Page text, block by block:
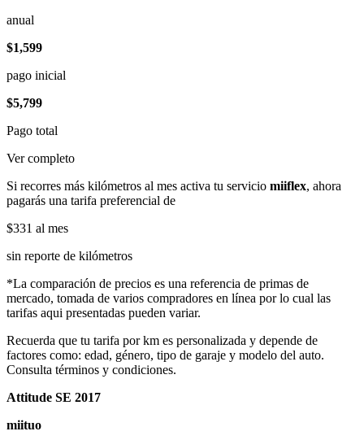
anual
$1,599
pago inicial
$5,799
Pago total
Ver completo
Si recorres más kilómetros al mes activa tu servicio miiflex, ahora
pagarás una tarifa preferencial de
$331 al mes
sin reporte de kilómetros
*La comparación de precios es una referencia de primas de
mercado, tomada de varios compradores en línea por lo cual las
tarifas aqui presentadas pueden variar.
Recuerda que tu tarifa por km es personalizada y depende de
factores como: edad, género, tipo de garaje y modelo del auto.
Consulta términos y condiciones.
Attitude SE 2017
miituo